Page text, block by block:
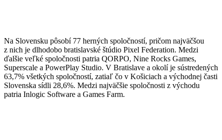
Na Slovensku pôsobí 77 herných spoločností, pričom najväčšou
z nich je dlhodobo bratislavské štúdio Pixel Federation. Medzi
ďalšie veľké spoločnosti patria QORPO, Nine Rocks Games,
Superscale a PowerPlay Studio. V Bratislave a okolí je sústredených
63,7% všetkých spoločností, zatiaľ čo v Košiciach a východnej časti
Slovenska sídli 28,6%. Medzi najväčšie spoločnosti z východu
patria Inlogic Software a Games Farm.